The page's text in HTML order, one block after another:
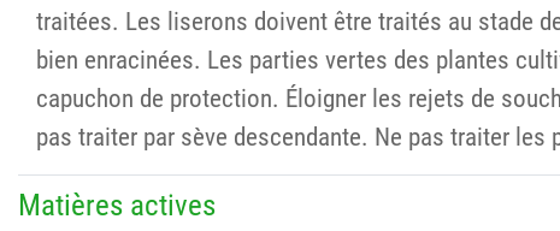
traitées. Les liserons doivent être traités au stade
bien enracinées. Les parties vertes des plantes
capuchon de protection. Éloigner les rejets de
pas traiter par sève descendante. Ne pas traiter
Matières actives